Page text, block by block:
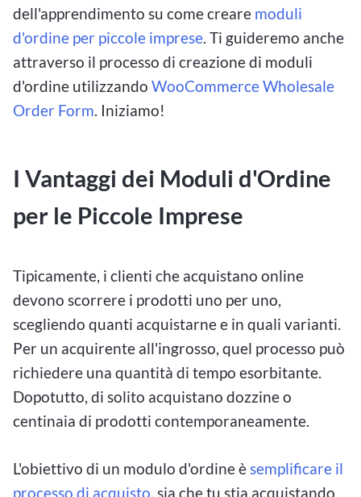
dell'apprendimento su come creare moduli
d'ordine per piccole imprese. Ti guideremo anche
attraverso il processo di creazione di moduli
d'ordine utilizzando WooCommerce Wholesale
Order Form. Iniziamo!
I Vantaggi dei Moduli d'Ordine
per le Piccole Imprese
Tipicamente, i clienti che acquistano online
devono scorrere i prodotti uno per uno,
scegliendo quanti acquistarne e in quali varianti.
Per un acquirente all'ingrosso, quel processo può
richiedere una quantità di tempo esorbitante.
Dopotutto, di solito acquistano dozzine o
centinaia di prodotti contemporaneamente.
L'obiettivo di un modulo d'ordine è semplificare il
processo di acquisto , sia che tu stia acquistando